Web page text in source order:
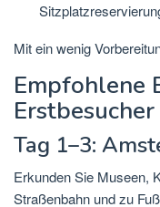
Mit ein wenig
Empfohlene
Erstbesucher
Tag 1–3:
Erkunden Sie Museen,
Straßenbahn und zu